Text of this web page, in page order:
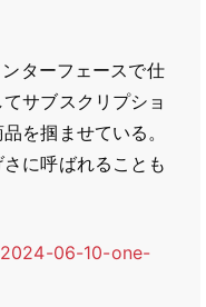
ターフェースで仕
サブスクリプショ
を掴ませている。
に呼ばれることも
06-10-one-